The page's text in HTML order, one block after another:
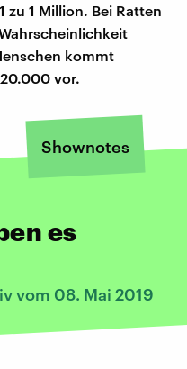
zu 1 Million. Bei Ratten
kommt
vor.
Shownotes
es
vom 08. Mai 2019